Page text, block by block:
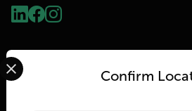
Confirm
Select your preferred country and